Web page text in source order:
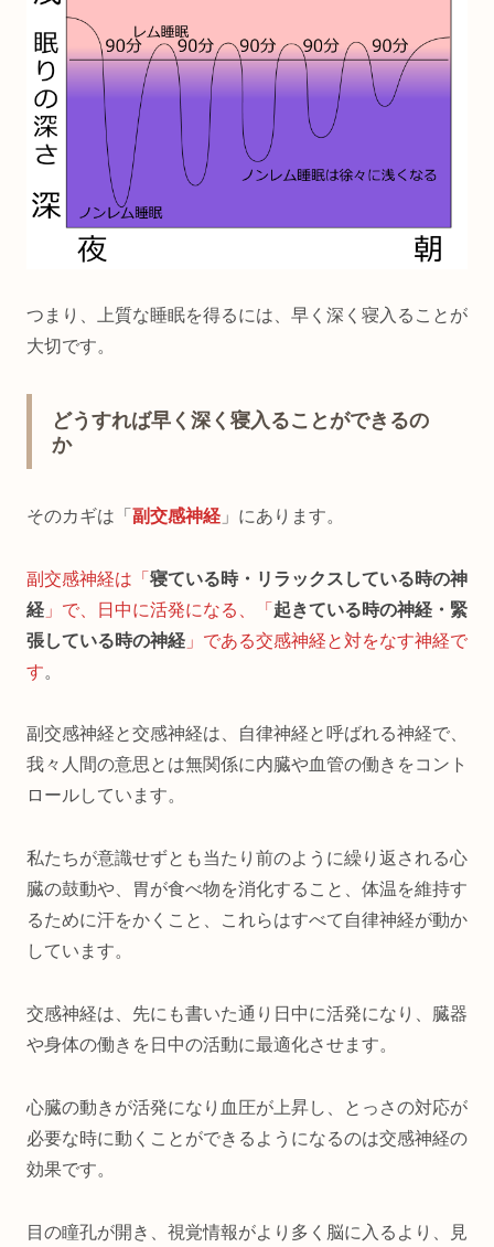
つまり、上質な睡眠を得るには、早く深く寝入ることが
大切です。
どうすれば早く深く寝入ることができるの
か
そのカギは「 副交感神経 」にあります。
副交感神経は「 寝ている時・リラックスしている時の神
経 」で、日中に活発になる、「 起きている時の神経・緊
張している時の神経 」である交感神経と対をなす神経で
す。
副交感神経と交感神経は、自律神経と呼ばれる神経で、
我々人間の意思とは無関係に内臓や血管の働きをコント
ロールしています。
私たちが意識せずとも当たり前のように繰り返される心
臓の鼓動や、胃が食べ物を消化すること、体温を維持す
るために汗をかくこと、これらはすべて自律神経が動か
しています。
交感神経は、先にも書いた通り日中に活発になり、臓器
や身体の働きを日中の活動に最適化させます。
心臓の動きが活発になり血圧が上昇し、とっさの対応が
必要な時に動くことができるようになるのは交感神経の
効果です。
目の瞳孔が開き、視覚情報がより多く脳に入るより、見